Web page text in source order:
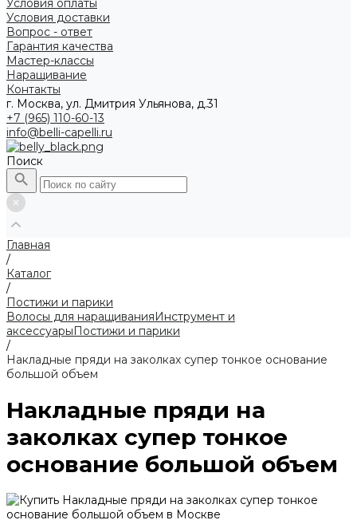
Условия оплаты
Условия доставки
Вопрос - ответ
Гарантия качества
Мастер-классы
Наращивание
Контакты
г. Москва, ул. Дмитрия Ульянова, д.31
+7 (965) 110-60-13
info@belli-capelli.ru
Поиск
Главная
/
Каталог
/
Постижи и парики
Волосы для наращиванияИнструмент и
аксессуарыПостижи и парики
/
Накладные пряди на заколках супер тонкое основание
большой объем
Накладные пряди на
заколках супер тонкое
основание большой объем